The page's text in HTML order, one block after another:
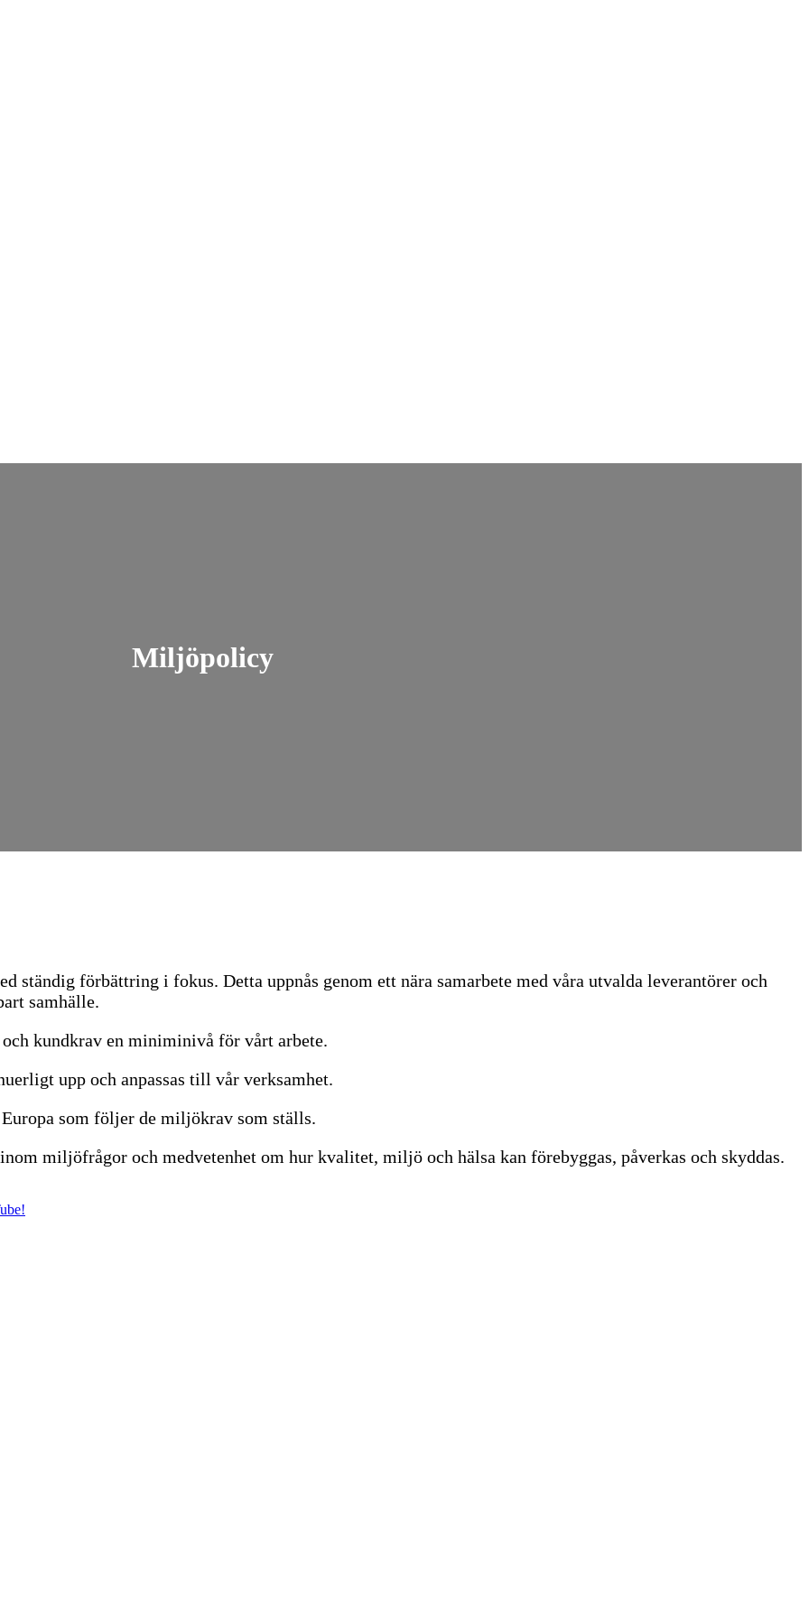
Miljöpolicy
ständig förbättring i fokus. Detta uppnås genom ett nära samarbete med våra utvalda leverantörer och
samhälle.
kundkrav en miniminivå för vårt arbete.
upp och anpassas till vår verksamhet.
som följer de miljökrav som ställs.
miljöfrågor och medvetenhet om hur kvalitet, miljö och hälsa kan förebyggas, påverkas och skyddas.